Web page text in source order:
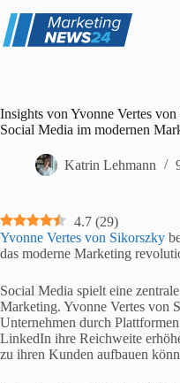
Inhalt
springen
Insights von Yvonne Vertes
Social Media im modernen
Katrin Lehmann
4.7 (29)
Yvonne Vertes von Sikorszky
das moderne Marketing
Social Media spielt eine
Marketing. Yvonne Vertes von
Unternehmen durch
LinkedIn ihre Reichweite
zu ihren Kunden aufbauen